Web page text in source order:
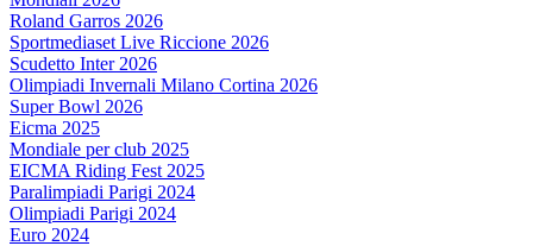
Roland Garros 2026
Sportmediaset Live Riccione 2026
Scudetto Inter 2026
Olimpiadi Invernali Milano Cortina 2026
Super Bowl 2026
Eicma 2025
Mondiale per club 2025
EICMA Riding Fest 2025
Paralimpiadi Parigi 2024
Olimpiadi Parigi 2024
Euro 2024